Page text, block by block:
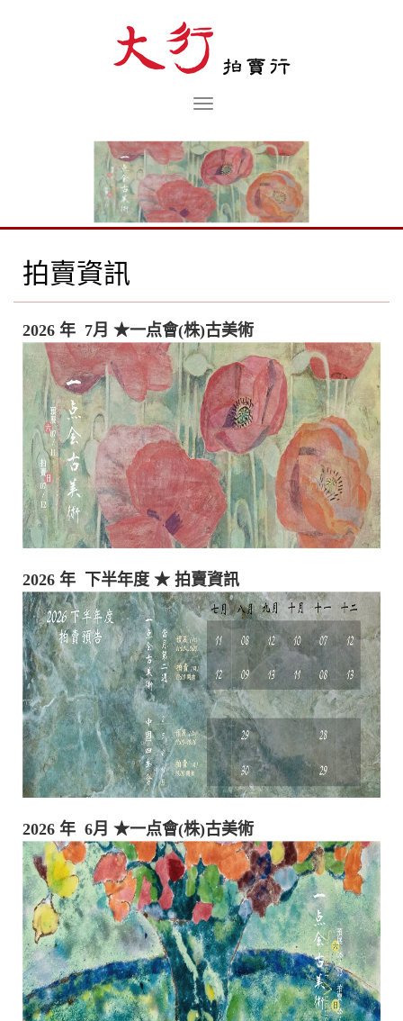
拍賣資訊
2026 年 7月 ★一点會(株)古美術
2026 年 下半年度 ★ 拍賣資訊
2026 年 6月 ★一点會(株)古美術